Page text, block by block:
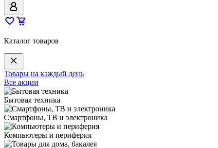
Каталог товаров
Товары на каждый день
Все акции
Бытовая техника
Смартфоны, ТВ и электроника
Компьютеры и периферия